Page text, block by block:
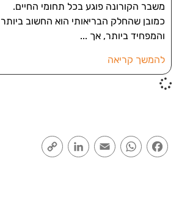
משבר הקורונה פוגע בכל תחומי החיים.
כמובן שהחלק הבריאותי הוא החשוב ביותר
והמפחיד ביותר, אך
להמשך קריאה
Facebook
WhatsApp
Email
LinkedIn